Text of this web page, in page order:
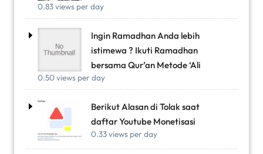
0.83 views per day
Ingin Ramadhan Anda lebih
istimewa ? Ikuti Ramadhan
bersama Qur’an Metode ‘Ali
0.50 views per day
Berikut Alasan di Tolak saat
daftar Youtube Monetisasi
0.33 views per day